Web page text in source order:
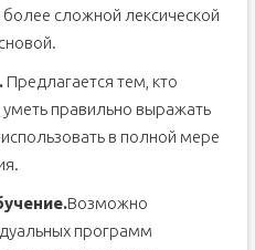
более сложной лексической
Предлагается тем, кто
уметь правильно выражать
в полной мере
Возможно
программ